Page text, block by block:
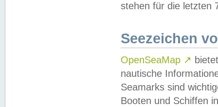
stehen für die letzten
Seezeichen
OpenSeaMap ↗
nautische
Seamarks sind
Booten und Schiffen